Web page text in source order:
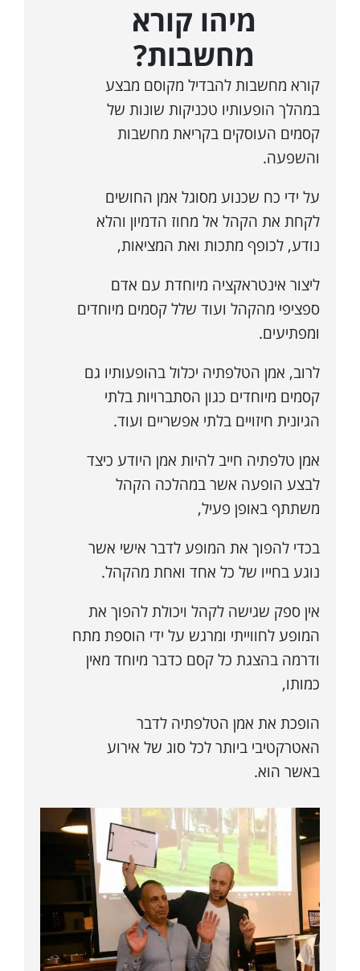
מיהו קורא
מחשבות?
קורא מחשבות להבדיל מקוסם מבצע
במהלך הופעותיו טכניקות שונות של
קסמים העוסקים בקריאת מחשבות
והשפעה.
על ידי כח שכנוע מסוגל אמן החושים
לקחת את הקהל אל מחוז הדמיון והלא
נודע, לכופף מתכות ואת המציאות,
ליצור אינטראקציה מיוחדת עם אדם
ספציפי מהקהל ועוד שלל קסמים מיוחדים
ומפתיעים.
לרוב, אמן הטלפתיה יכלול בהופעותיו גם
קסמים מיוחדים כגון הסתברויות בלתי
הגיונית חיזויים בלתי אפשריים ועוד.
אמן טלפתיה חייב להיות אמן היודע כיצד
לבצע הופעה אשר במהלכה הקהל
משתתף באופן פעיל,
בכדי להפוך את המופע לדבר אישי אשר
נוגע בחייו של כל אחד ואחת מהקהל.
אין ספק שגישה לקהל ויכולת להפוך את
המופע לחווייתי ומרגש על ידי הוספת מתח
ודרמה בהצגת כל קסם כדבר מיוחד מאין
כמותו,
הופכת את אמן הטלפתיה לדבר
האטרקטיבי ביותר לכל סוג של אירוע
באשר הוא.